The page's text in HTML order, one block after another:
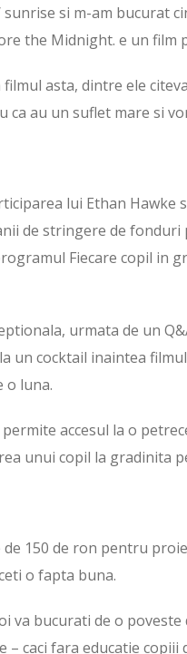
si m-am bucurat
the Midnight. e un film
asta, dintre ele
au un suflet mare si
lui Ethan
de stringere de fonduri
Fiecare copil in
urmata de un
un cocktail inaintea
o luna.
accesul la o
unui copil la gradinita
150 de ron pentru
o fapta buna.
va bucurati de o
caci fara educatie